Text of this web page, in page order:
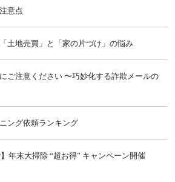
意点
土地売買」と「家の片づけ」の悩み
ご注意ください 〜巧妙化する詐欺メールの
ング依頼ランキング
年末大掃除 “超お得” キャンペーン開催